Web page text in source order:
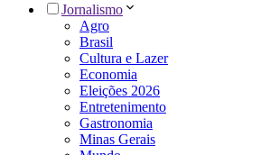
Jornalismo
Agro
Brasil
Cultura e Lazer
Economia
Eleições 2026
Entretenimento
Gastronomia
Minas Gerais